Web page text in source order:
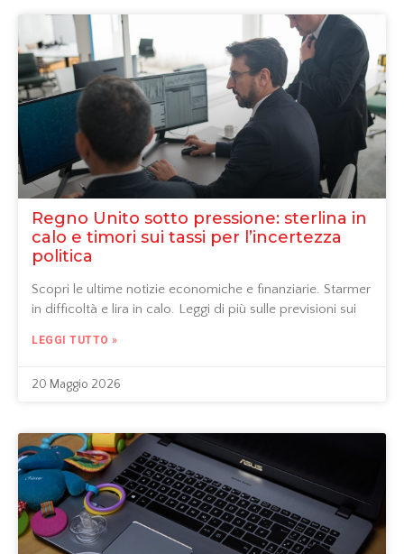
Regno Unito sotto pressione: sterlina in
calo e timori sui tassi per l’incertezza
politica
Scopri le ultime notizie economiche e finanziarie. Starmer
in difficoltà e lira in calo. Leggi di più sulle previsioni sui
LEGGI TUTTO »
20 Maggio 2026